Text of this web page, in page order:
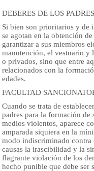
E
DEBERES DE LOS PADRES
Si bien son prioritarios y de
se agotan en la obtención
garantizar a sus miembros
manutención, el vestuario y
o privados, sino que entre
relacionados con la
edades.
FACULTAD
Cuando se trata de
padres para la formación de
medios violentos, aparece
amparada siquiera en la
modo indiscriminado contra
causas la irascibilidad y la
flagrante violación de los
hecho punible que debe ser